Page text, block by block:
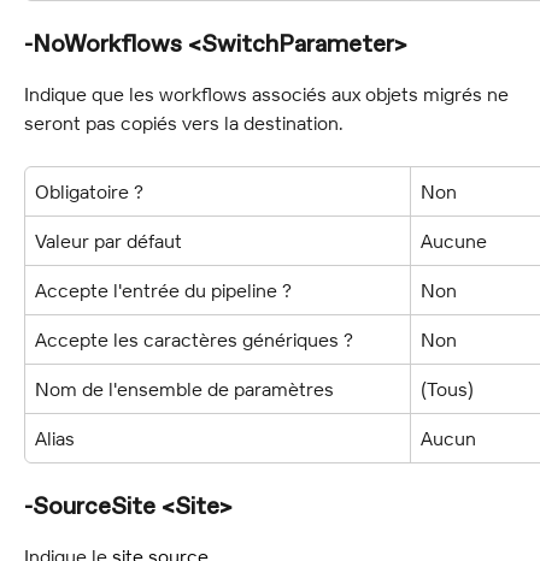
-NoWorkflows <SwitchParameter>
Indique que les workflows associés aux objets migrés ne
seront pas copiés vers la destination.
Obligatoire ? Non
Valeur par défaut Aucune
Accepte l'entrée du pipeline ? Non
Accepte les caractères génériques ? Non
Nom de l'ensemble de paramètres (Tous)
Alias Aucun
-SourceSite <Site>
Indique le site source